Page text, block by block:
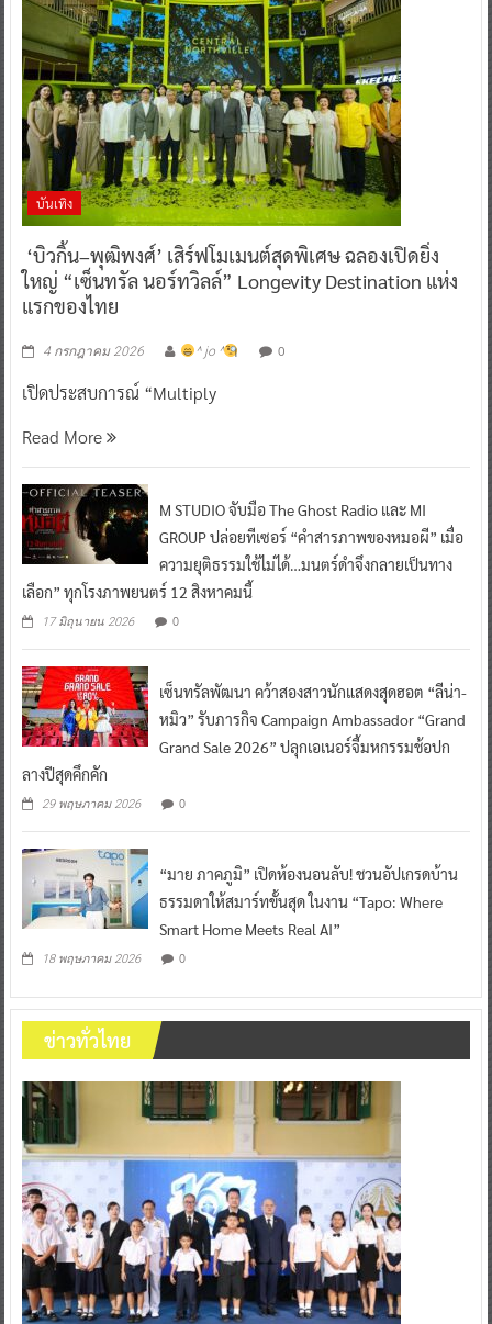
บันเทิง
‘บิวกิ้น–พุฒิพงศ์’ เสิร์ฟโมเมนต์สุดพิเศษ ฉลองเปิดยิ่ง
แรกของไทย
4 กรกฎาคม 2026 ^ jo ^
เปิดประสบการณ์ “Multiply
Read More
M STUDIO จับมือ The Ghost Radio และ MI
GROUP ปล่อยทีเซอร์ “คำสารภาพของหมอผี” เมื่อ
ความยุติธรรมใช้ไม่ได้…มนตร์ดำจึงกลายเป็นทาง
17 มิถุนายน 2026
เซ็นทรัลพัฒนา คว้าสองสาวนักแสดงสุดฮอต “ลีน่า-
Grand Sale 2026” ปลุกเอเนอร์จี้มหกรรมช้อปก
29 พฤษภาคม 2026
“มาย ภาคภูมิ” เปิดห้องนอนลับ! ชวนอัปเกรดบ้าน
ธรรมดาให้สมาร์ทขั้นสุด ในงาน “Tapo: Where
18 พฤษภาคม 2026 0
ข่าวทั่วไทย